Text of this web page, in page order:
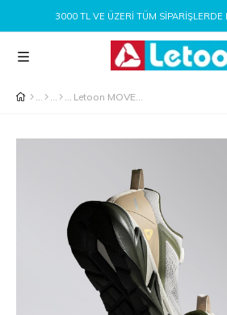
3000 TL VE ÜZERI TÜM SIPARIŞLERDE
Letoon MOVE-11 Nefes Alabilen File Yapı, Hafif EVA Taban, Bağcıklı Beyaz Haki Günlük Ayakkabı